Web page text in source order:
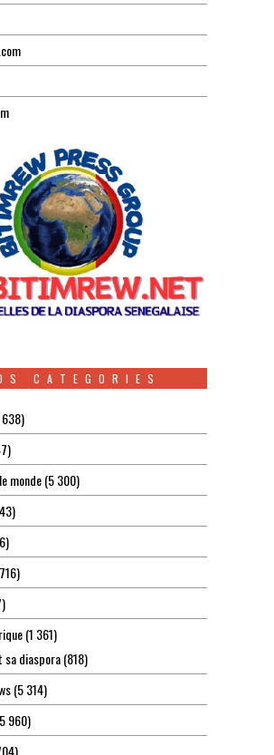
CATEGORIES
638)
monde(5 300)
(1 361)
diaspora(818)
(5 314)
960)